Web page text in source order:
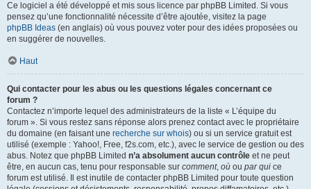
Ce logiciel a été développé et mis sous licence par phpBB Limited. Si vous
pensez qu’une fonctionnalité nécessite d’être ajoutée, visitez la page
phpBB Ideas (en anglais) où vous pouvez voter pour des idées proposées ou
en suggérer de nouvelles.
Haut
Qui contacter pour les abus ou les questions légales concernant ce
forum ?
Contactez n’importe lequel des administrateurs de la liste « L’équipe du
forum ». Si vous restez sans réponse alors prenez contact avec le propriétaire
du domaine (en faisant une recherche sur whois) ou si un service gratuit est
utilisé (exemple : Yahoo!, Free, f2s.com, etc.), avec le service de gestion ou des
abus. Notez que phpBB Limited n’a absolument aucun contrôle et ne peut
être, en aucun cas, tenu pour responsable sur comment, où ou par qui ce
forum est utilisé. Il est inutile de contacter phpBB Limited pour toute question